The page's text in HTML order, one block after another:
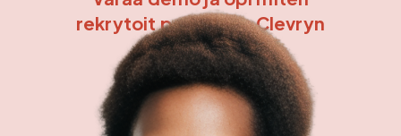
rekrytoit paremmin Clevryn
avulla.
Varaa demo